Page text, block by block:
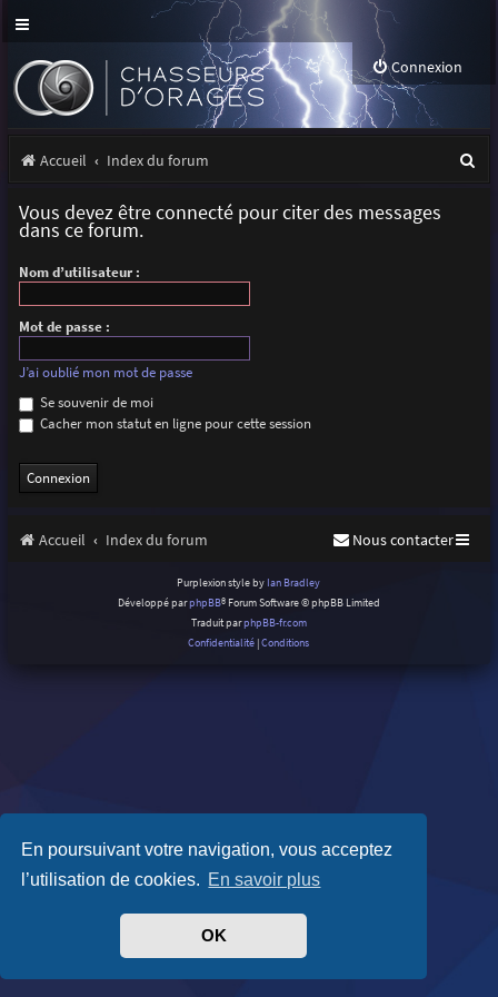
En poursuivant votre navigation, vous acceptez
l’utilisation de cookies. En savoir plus
OK
Connexion
Accueil Index du forum
Vous devez être connecté pour citer des messages
dans ce forum.
Nom d’utilisateur :
Mot de passe :
J’ai oublié mon mot de passe
Se souvenir de moi
Cacher mon statut en ligne pour cette session
Accueil Index du forum Nous contacter
Purplexion style by Ian Bradley
Développé parphpBB® Forum Software © phpBB Limited
Traduit parphpBB-fr.com
Confidentialité |Conditions